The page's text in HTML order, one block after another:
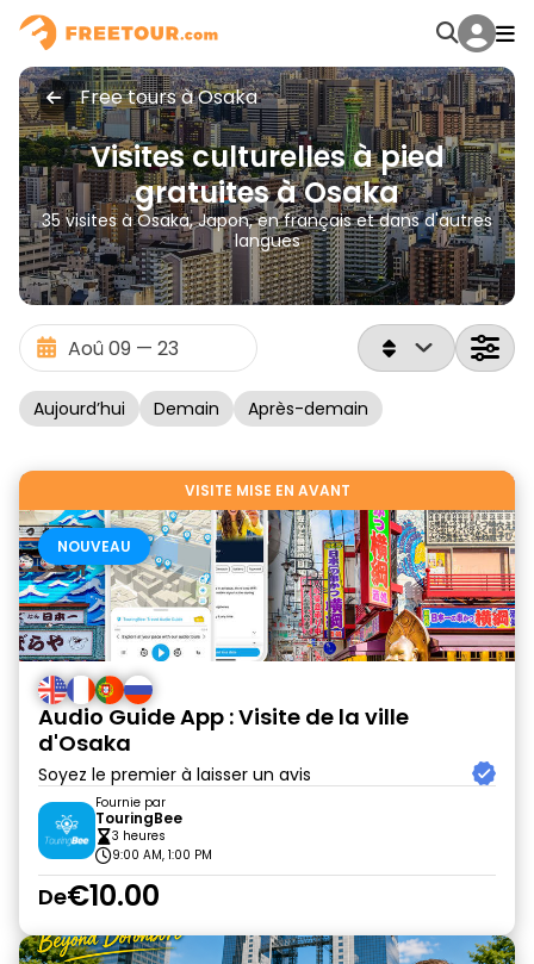
Free tours à Osaka
Visites culturelles à pied
gratuites à Osaka
35 visites à Osaka, Japon, en français et dans d'autres
langues
Aujourd’hui Demain Après-demain
VISITE MISE EN AVANT
NOUVEAU
Audio Guide App : Visite de la ville
d'Osaka
Soyez le premier à laisser un avis
Fournie par
TouringBee
3 heures
9:00 AM, 1:00 PM
De€10.00